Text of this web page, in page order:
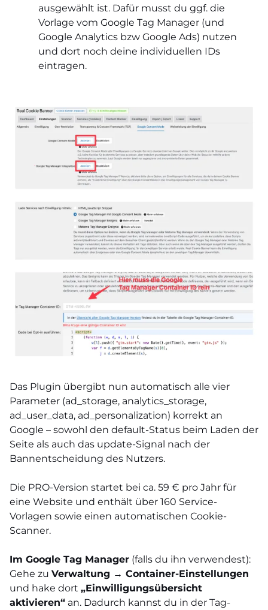
ausgewählt ist. Dafür musst du ggf. die
Vorlage vom Google Tag Manager (und
Google Analytics bzw Google Ads) nutzen
und dort noch deine individuellen IDs
eintragen.
Das Plugin übergibt nun automatisch alle vier
Parameter (ad_storage, analytics_storage,
ad_user_data, ad_personalization) korrekt an
Google – sowohl den default-Status beim Laden der
Seite als auch das update-Signal nach der
Bannentscheidung des Nutzers.
Die PRO-Version startet bei ca. 59 € pro Jahr für
eine Website und enthält über 160 Service-
Vorlagen sowie einen automatischen Cookie-
Scanner.
Im Google Tag Manager (falls du ihn verwendest):
Gehe zu Verwaltung → Container-Einstellungen
und hake dort „Einwilligungsübersicht
aktivieren“ an. Dadurch kannst du in der Tag-